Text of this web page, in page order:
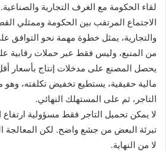
لقاء الحكومة مع الغرف التجارية
الاجتماع المرتقب بين الحكومة وممثلي
والتجارية، يمثل خطوة مهمة نحو التوافق
من المنبع، وليس فقط عبر حملات رقابية
يحصل المصنع على مدخلات إنتاج بأسعار
مالية حقيقية، يستطيع تخفيض تكلفته،
التاجر، ثم على المستهلك النهائي.
لا يمكن تحميل التاجر فقط مسؤولية ارتفاع
تبرئة البعض من جشع واضح. لكن المعالجة
لا من النهاية.